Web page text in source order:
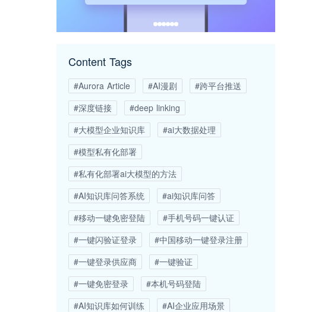
Content Tags
#Aurora Article #AI漫剧
#跨平台推送
#深度链接
#deep linking
#大模型企业知识库
#ai大数据处理
#模型私有化部署
#私有化部署ai大模型的方法
#AI知识库问答系统
#ai知识库问答
#移动一键免密登陆
#手机号码一键认证
#一键闪验证登录
#中国移动一键登录注册
#一键登录供应商
#一键验证
#一键免密登录
#本机号码登陆
#AI知识库如何训练
#AI企业应用场景